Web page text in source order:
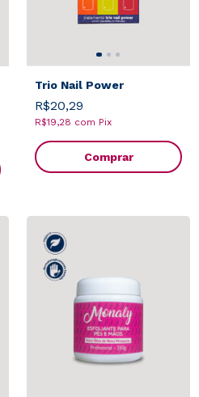
Trio Nail Power
R$20,29
R$19,28 com Pix